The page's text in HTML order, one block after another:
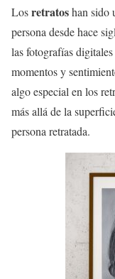
Losretratoshan sido
persona desde hace
las fotografías
momentos y
algo especial en los
más allá de la
persona retratada.